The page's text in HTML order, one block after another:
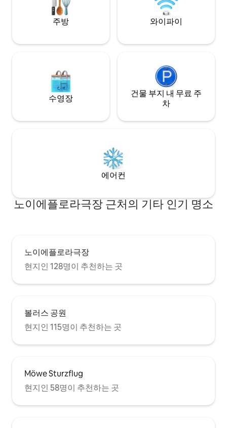
주방 와이파이
수영장
건물 부지 내 무료 주
차
에어컨
노이에플로라극장 근처의 기타 인기 명소
노이에플로라극장
현지인 128명이 추천하는 곳
볼러스 공원
현지인 115명이 추천하는 곳
Möwe Sturzflug
현지인 58명이 추천하는 곳